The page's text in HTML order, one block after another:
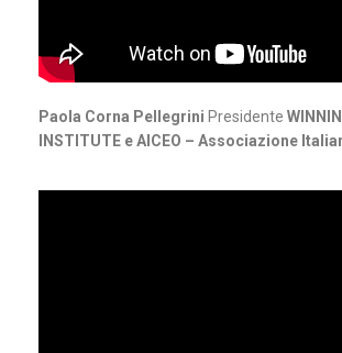
Paola Corna Pellegrini Presidente
INSTITUTE e AICEO – Associazione